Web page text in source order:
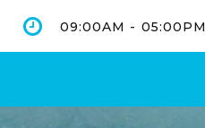
09:00AM - 05:00PM